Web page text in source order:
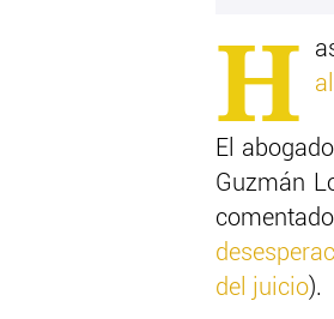
H
El
Guzmán
del juicio).